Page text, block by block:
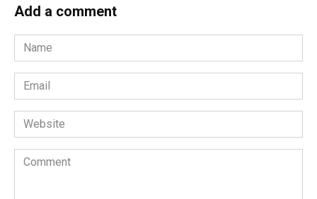
Add a comment
Name
*
Email
*
Website
Comment